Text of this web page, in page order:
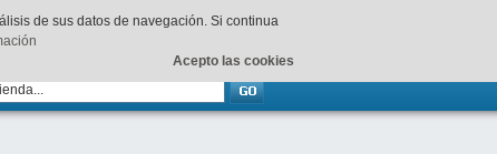
Sucarrito está vacío.
de sus datos de navegación. Si continua
Acepto las cookies